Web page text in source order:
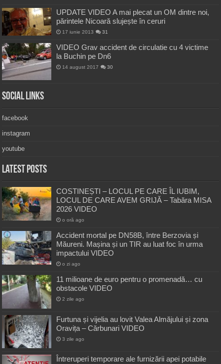
UPDATE VIDEO A mai plecat un OM dintre noi,
părintele Nicoară slujește în ceruri
17 iunie 2013 31
VIDEO Grav accident de circulatie cu 4 victime
la Buchin pe Dn6
14 august 2017 30
Social Links
facebook
instagram
youtube
Latest Posts
COSTINEȘTI – LOCUL PE CARE ÎL IUBIM,
LOCUL DE CARE AVEM GRIJĂ – Tabăra MISA
2026 VIDEO
o oră ago
Accident mortal pe DN58B, între Berzovia și
Măureni. Mașina și un TIR au luat foc în urma
impactului VIDEO
o zi ago
11 milioane de euro pentru o promenadă… cu
obstacole VIDEO
2 zile ago
Furtuna și vijelia au lovit Valea Almăjului și zona
Oravița – Cărbunari VIDEO
3 zile ago
Întreruperi temporare ale furnizării apei potabile